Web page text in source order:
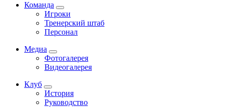
Команда
Игроки
Тренерский штаб
Персонал
Медиа
Фотогалерея
Видеогалерея
Клуб
История
Руководство